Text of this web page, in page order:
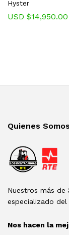
Hyster
USD $14,950.00
Quienes
Nuestros más de
especializado
Nos hacen la